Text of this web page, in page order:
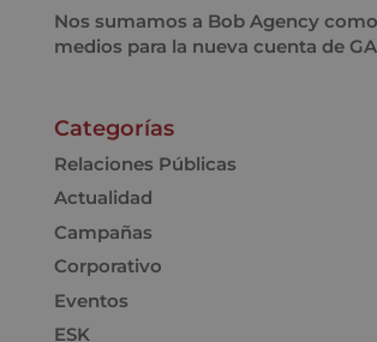
Nos sumamos a Bob Agency
medios para la nueva cuenta de
Categorías
Relaciones Públicas
Actualidad
Campañas
Corporativo
Eventos
ESK